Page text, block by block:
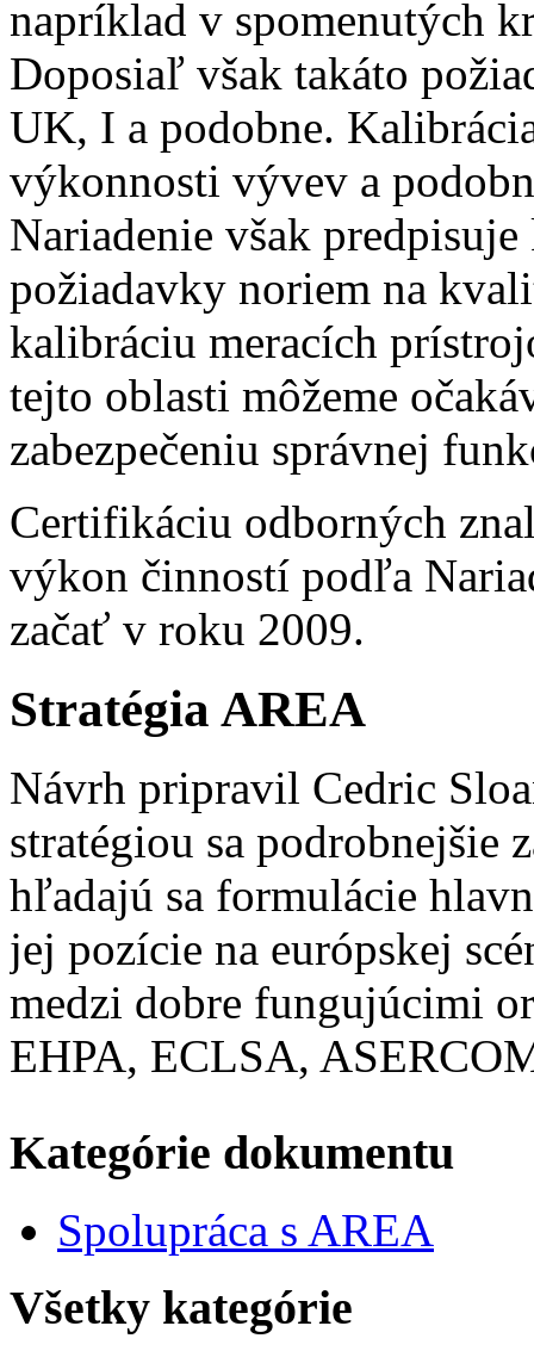
napríklad v spomenutých
Doposiaľ však takáto
UK, I a podobne.
výkonnosti vývev a
Nariadenie však
požiadavky noriem na
kalibráciu meracích
tejto oblasti môžeme
zabezpečeniu správnej
Certifikáciu odborných
výkon činností podľa
začať v roku 2009.
Stratégia AREA
Návrh pripravil Cedric
stratégiou sa podrobnejšie
hľadajú sa formulácie
jej pozície na európskej
medzi dobre fungujúcimi
EHPA, ECLSA,
Kategórie dokumentu
Spolupráca s AREA
Všetky kategórie